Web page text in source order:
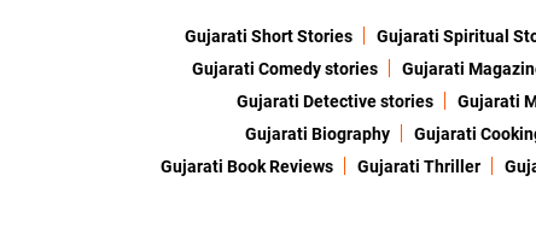
Gujarati Short Stories Gujarati Spiritual
Gujarati Comedy stories
Gujarati
Gujarati Detective stories
Gujarati
Gujarati Biography
Gujarati
Gujarati Book Reviews
Gujarati Thriller